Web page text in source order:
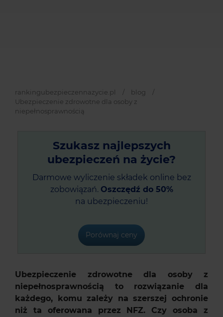
rankingubezpieczennazycie.pl / blog
/
Ubezpieczenie zdrowotne dla osoby z
niepełnosprawnością
Szukasz najlepszych
ubezpieczeń na życie?
Darmowe wyliczenie składek online bez
zobowiązań. Oszczędź do 50%
na ubezpieczeniu!
Porównaj ceny
Ubezpieczenie zdrowotne dla osoby z
niepełnosprawnością to rozwiązanie dla
każdego, komu zależy na szerszej ochronie
niż ta oferowana przez NFZ. Czy osoba z